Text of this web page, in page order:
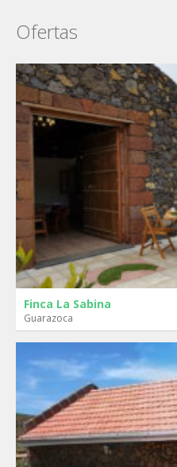
Ofertas
Finca La Sabina
Guarazoca